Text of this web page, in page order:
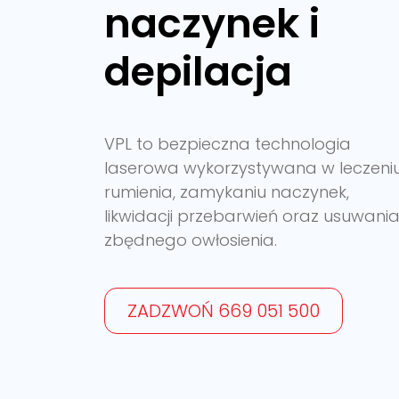
naczynek i
depilacja
VPL to bezpieczna technologia
laserowa wykorzystywana w
rumienia, zamykaniu naczynek,
likwidacji przebarwień oraz usuwania
zbędnego owłosienia.
ZADZWOŃ 669 051 500